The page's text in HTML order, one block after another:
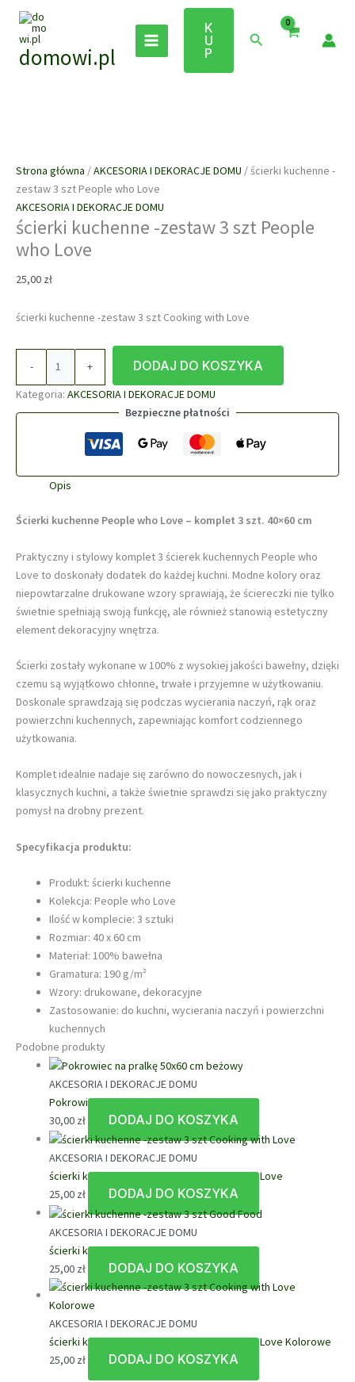
Przejdź
treścidomowi.pl
K
U
P
Szukaj
Strona główna /AKCESORIA I DEKORACJE DOMU / ścierki kuchenne -
zestaw 3 szt People who Love
AKCESORIA I DEKORACJE DOMU
ścierki kuchenne -zestaw 3 szt People
who Love
25,00 zł
ścierki kuchenne -zestaw 3 szt Cooking with Love
-
kuchenne
-
Love
+ DODAJ DO KOSZYKA
Kategoria: AKCESORIA I DEKORACJE DOMU
Bezpieczne płatności
Opis
Ścierki kuchenne People who Love – komplet 3 szt. 40×60 cm
Praktyczny i stylowy komplet 3 ścierek kuchennych People who
Love to doskonały dodatek do każdej kuchni. Modne kolory oraz
niepowtarzalne drukowane wzory sprawiają, że ściereczki nie tylko
świetnie spełniają swoją funkcję, ale również stanowią estetyczny
element dekoracyjny wnętrza.
Ścierki zostały wykonane w 100% z wysokiej jakości bawełny, dzięki
czemu są wyjątkowo chłonne, trwałe i przyjemne w użytkowaniu.
Doskonale sprawdzają się podczas wycierania naczyń, rąk oraz
powierzchni kuchennych, zapewniając komfort codziennego
użytkowania.
Komplet idealnie nadaje się zarówno do nowoczesnych, jak i
klasycznych kuchni, a także świetnie sprawdzi się jako praktyczny
pomysł na drobny prezent.
Specyfikacja produktu:
Produkt: ścierki kuchenne
Kolekcja: People who Love
Ilość w komplecie: 3 sztuki
Rozmiar: 40 x 60 cm
Materiał: 100% bawełna
Gramatura: 190 g/m²
Wzory: drukowane, dekoracyjne
Zastosowanie: do kuchni, wycierania naczyń i powierzchni
kuchennych
Podobne produkty
AKCESORIA I DEKORACJE DOMU
Pokrowiec na pralkę 50×60 cm beżowy
30,00 zł DODAJ DO KOSZYKA
AKCESORIA I DEKORACJE DOMU
ścierki kuchenne -zestaw 3 szt Cooking with Love
25,00 zł DODAJ DO KOSZYKA
AKCESORIA I DEKORACJE DOMU
ścierki kuchenne -zestaw 3 szt Good Food
25,00 zł DODAJ DO KOSZYKA
AKCESORIA I DEKORACJE DOMU
ścierki kuchenne -zestaw 3 szt Cooking with Love Kolorowe
25,00 zł DODAJ DO KOSZYKA